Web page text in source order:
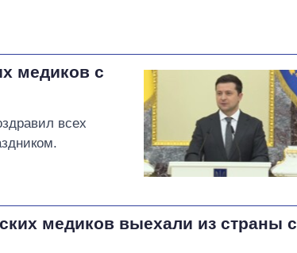
медиков с
всех
медиков выехали из страны с